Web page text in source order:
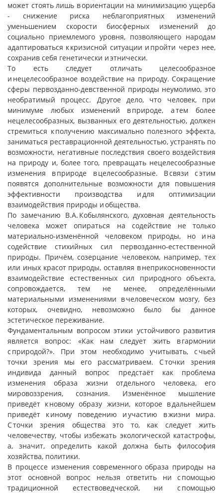
может стоять лишь в ориентации на минимизацию ущерба
- снижение риска неблагоприятных изменений
уменьшением скорости биосферных изменений до
социально приемлемого уровня, позволяющего народам
адаптироваться к кризисной ситуации и пройти через нее,
сохранив себя генетически и этнически.
То есть следует отличать целесообразное
и нецелесообразное воздействие на природу. Сокращение
сферы первозданно-девственной природы неумолимо, это
необратимый процесс. Другое дело, что человек, при
минимуме любых изменений в природе, а тем более
нецелесообразных, вызванных его деятельностью, должен
стремиться к получению максимально полезного эффекта,
заниматься реставрационной деятельностью, устранять по
возможности, негативные последствия своего воздействия
на природу и, более того, превращать нецелесообразные
изменения в природе в целесообразные. В связи с этим
появятся дополнительные возможности для повышения
эффективности производства и для оптимизации
взаимодействия природы и общества.
По замечанию В.А. Кобылянского, духовная деятельность
человека может опираться на содействие не только
материально-изменённой человеком природы, но и на
содействие стихийных сил первозданно-естественной
природы. Причём, созерцание человеком, например, тех
или иных красот природы, оставляя в неприкосновенности
взаимодействие естественных сил природного объекта,
сопровождается, тем не менее, определёнными
материальными изменениями в человеческом мозгу, без
которых, очевидно, невозможно было бы данное
эстетическое переживание.
Фундаментальным вопросом этики устойчивого развития
является вопрос: «Как нам следует жить в гармонии
с природой?». При этом необходимо учитывать, с чьей
точки зрения мы его рассматриваем. С точки зрения
индивида данный вопрос предстаёт как проблема
изменения образа жизни отдельного человека, его
мировоззрения, сознания. Изменённое мышление
приведёт к новому образу жизни, которое в дальнейшем
приведёт к иному поведению и участию в жизни мира.
С точки зрения общества это то, как следует жить
человечеству, чтобы избежать экологической катастрофы,
а, значит, определить какой должна быть философия
хозяйства, политики.
В процессе изменения современного образа природы на
этот основной вопрос нельзя ответить ни с помощью
традиционной естествоведческой, ни с помощью